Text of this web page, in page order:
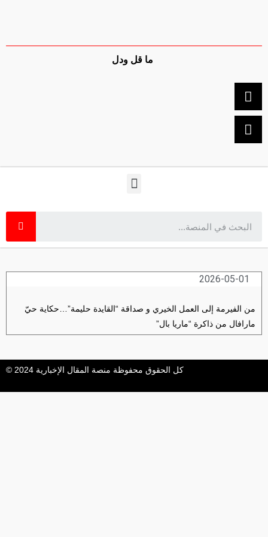
ما قل ودل
2026-05-01
من الفيرمة إلى العمل الخيري و صداقة “القايدة حليمة”…حكاية حيّ
مارافال من ذاكرة “ماريا بال”
كل الحقوق محفوظة منصة المقال الإخبارية 2024 ©